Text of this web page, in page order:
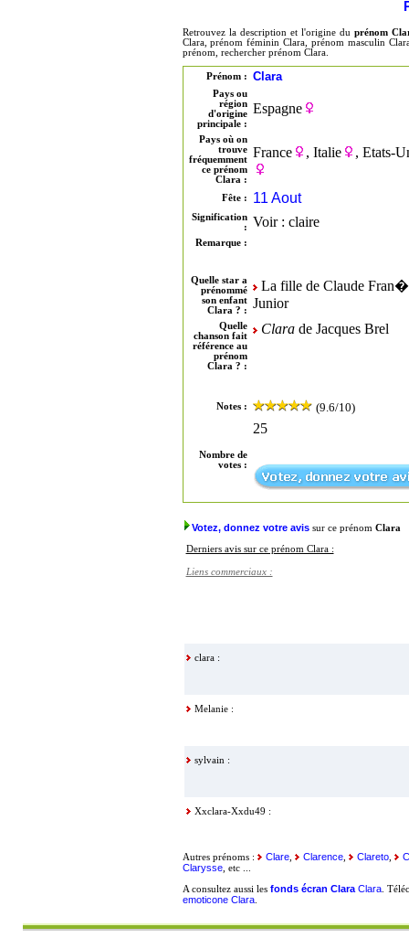
Retrouvez la description et l'origine duprénom
Clara, prénom féminin Clara, prénom masculin
prénom, rechercher prénom Clara.
Prénom : Clara
Pays ou
région
d'origine
principale :
Espagne
Pays où on
trouve
fréquemment
ce prénom
Clara :
France , Italie , Etats-
Fête : 11 Aout
Signification
:
Voir : claire
Remarque :
Quelle star a
prénommé
son enfant
Clara ? :
La fille de Claude
Junior
Quelle
chanson fait
référence au
prénom
Clara ? :
Clarade Jacques Brel
Notes : (9.6/10)
Nombre de
votes :
25
Votez, donnez votre avissur ce prénom Clara
Derniers avis sur ce prénom Clara :
Liens commerciaux :
clara :
Melanie :
sylvain :
Xxclara-Xxdu49 :
Autres prénoms : Clare, Clarence, Clareto,
Clarysse, etc ...
A consultez aussi les fonds écran ClaraClara.
emoticone Clara.